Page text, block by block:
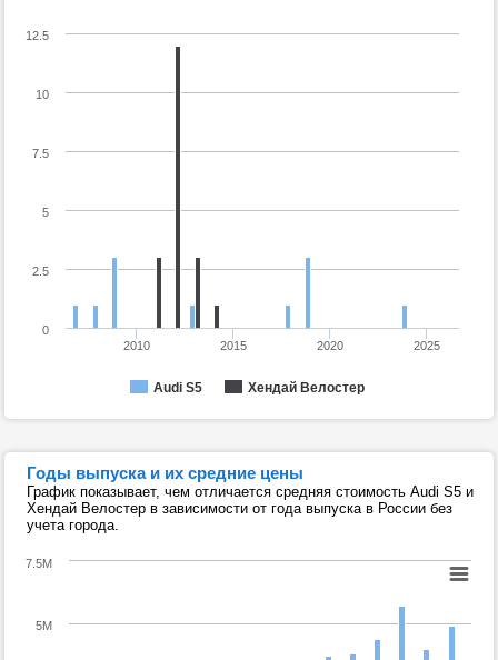
Audi S5 Хендай Велостер
2010 2015 2020 2025
0
2.5
5
7.5
10
12.5
Годы выпуска и их средние цены
График показывает, чем отличается средняя стоимость Audi S5 и
Хендай Велостер в зависимости от года выпуска в России без
учета города.
5M
7.5M